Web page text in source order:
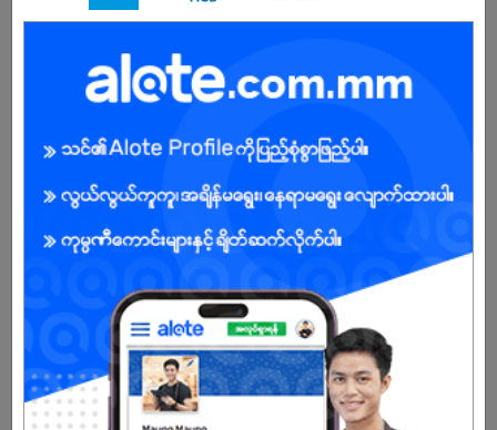
ကွန်ပြူတာကောင်းစွာ အသုံးပြုနိုင်သူဖြစ်ရမည်။
ရိုးသား၍ အကျင့်စာရိတ္တကောင်းမွန်သူဖြစ်ရမည်။
BENEFITS